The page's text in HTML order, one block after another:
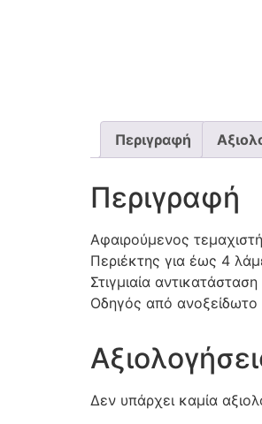
Περιγραφή
Περιγραφή
Αφαιρούμενος
Περιέκτης για έως 4
Στιγμιαία
Οδηγός από ανοξείδωτο
Δεν υπάρχει καμία